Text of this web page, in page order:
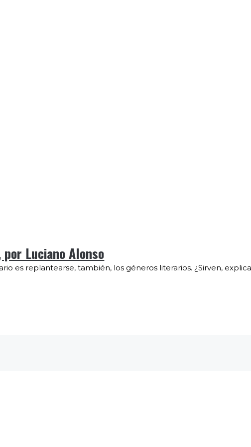
Luciano Alonso
es replantearse, también, los géneros literarios. ¿Sirven,